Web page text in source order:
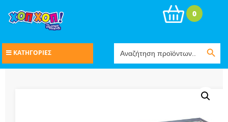
for:
Search Button
0
ΚΑΤΗΓΟΡΙΕΣ